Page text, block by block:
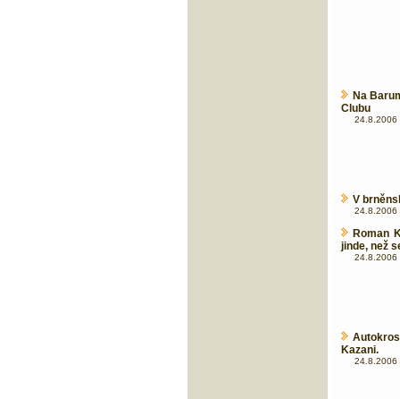
Na
Clubu
24.8.2006
V
24.8.2006
Roman
jinde, než
24.8.2006
Kazani.
24.8.2006